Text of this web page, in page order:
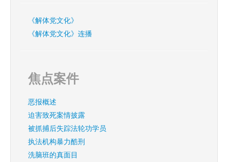
《解体党文化》
《解体党文化》连播
焦点案件
恶报概述
迫害致死案情披露
被抓捕后失踪法轮功学员
执法机构暴力酷刑
洗脑班的真面目